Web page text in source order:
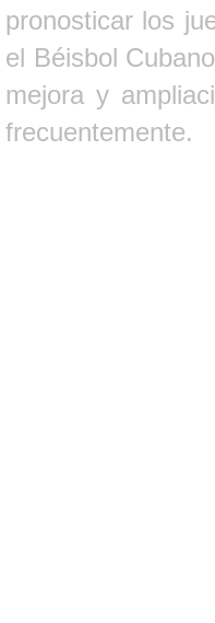
pronosticar los
el Béisbol
mejora y
frecuentemente.